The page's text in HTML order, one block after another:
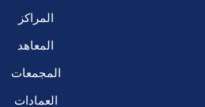
المراكز
المعاهد
المجمعات
العمادات